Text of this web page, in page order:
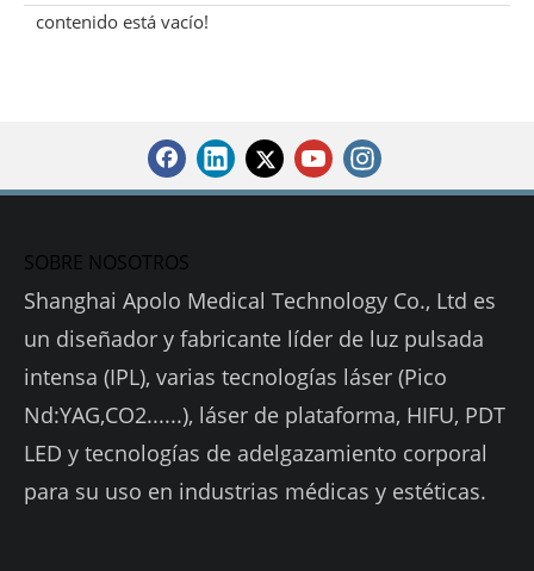
contenido está vacío!
SOBRE NOSOTROS
Shanghai Apolo Medical Technology Co., Ltd es
un diseñador y fabricante líder de luz pulsada
intensa (IPL), varias tecnologías láser (Pico
Nd:YAG,CO2......), láser de plataforma, HIFU, PDT
LED y tecnologías de adelgazamiento corporal
para su uso en industrias médicas y estéticas.